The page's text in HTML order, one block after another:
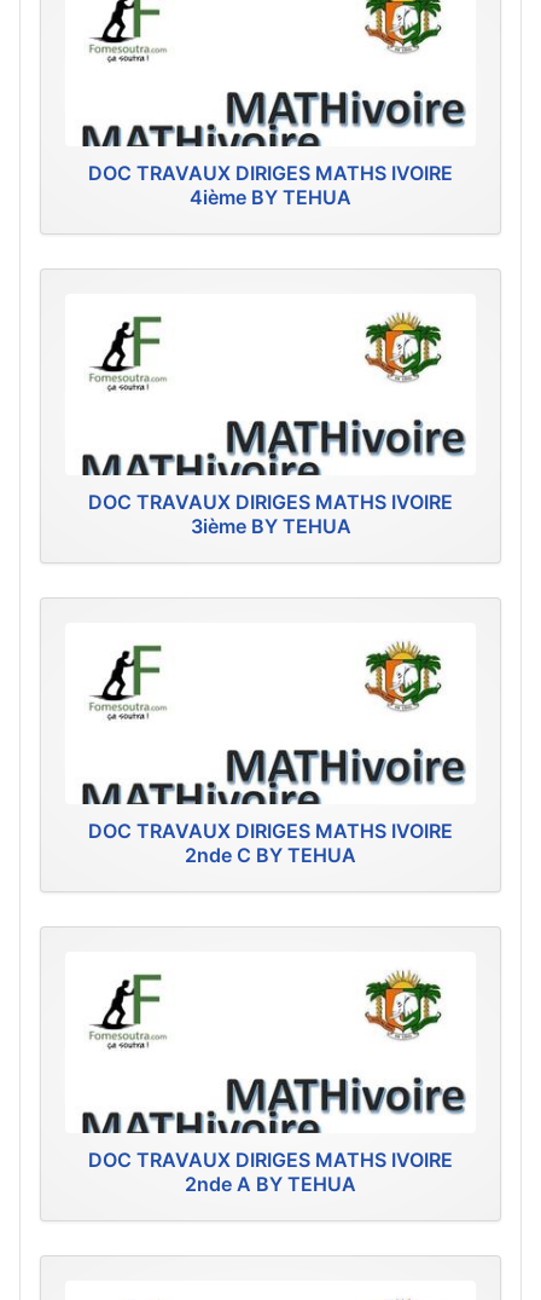
DOC TRAVAUX DIRIGES MATHS IVOIRE
4ième BY TEHUA
DOC TRAVAUX DIRIGES MATHS IVOIRE
3ième BY TEHUA
DOC TRAVAUX DIRIGES MATHS IVOIRE
2nde C BY TEHUA
DOC TRAVAUX DIRIGES MATHS IVOIRE
2nde A BY TEHUA